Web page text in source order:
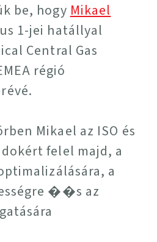
be, hogy Mikael
1-jei hatállyal
Central Gas
régió
Mikael az ISO és
felel majd, a
a
��s az